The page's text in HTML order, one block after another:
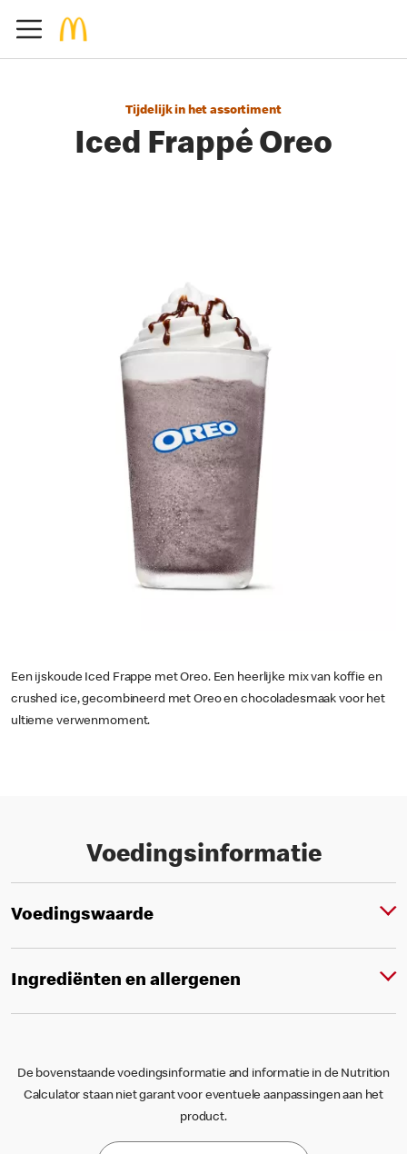
Tijdelijk in het assortiment
Iced Frappé Oreo
Een ijskoude Iced Frappe met Oreo. Een heerlijke mix van koffie en
crushed ice, gecombineerd met Oreo en chocoladesmaak voor het
ultieme verwenmoment.
Voedingsinformatie
Voedingswaarde
Ingrediënten en allergenen
De bovenstaande voedingsinformatie and informatie in de Nutrition
Calculator staan niet garant voor eventuele aanpassingen aan het
product.